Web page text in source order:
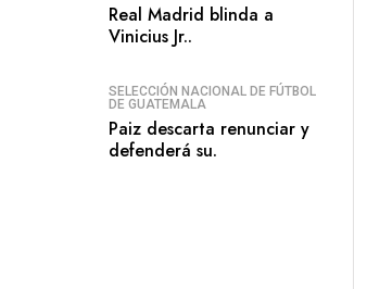
Real Madrid blinda a
Vinicius Jr..
SELECCIÓN NACIONAL DE FÚTBOL
DE GUATEMALA
Paiz descarta renunciar y
defenderá su.